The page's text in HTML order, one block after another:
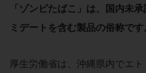
「ゾンビたばこ」は、国内未
ミデートを含む製品の俗称です
厚生労働省は、沖縄県内でエ